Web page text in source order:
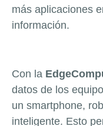
más aplicaciones
información.
Con la
datos de los
un smartphone,
inteligente. Esto